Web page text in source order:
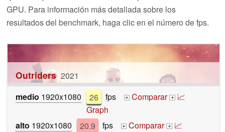
GPU. Para información más detallada sobre los
resultados del benchmark, haga clic en el número de fps.
Outriders 2021
medio 1920x1080 26 fps + Comparar + 📈
Graph
alto 1920x1080 20.9 fps + Comparar + 📈